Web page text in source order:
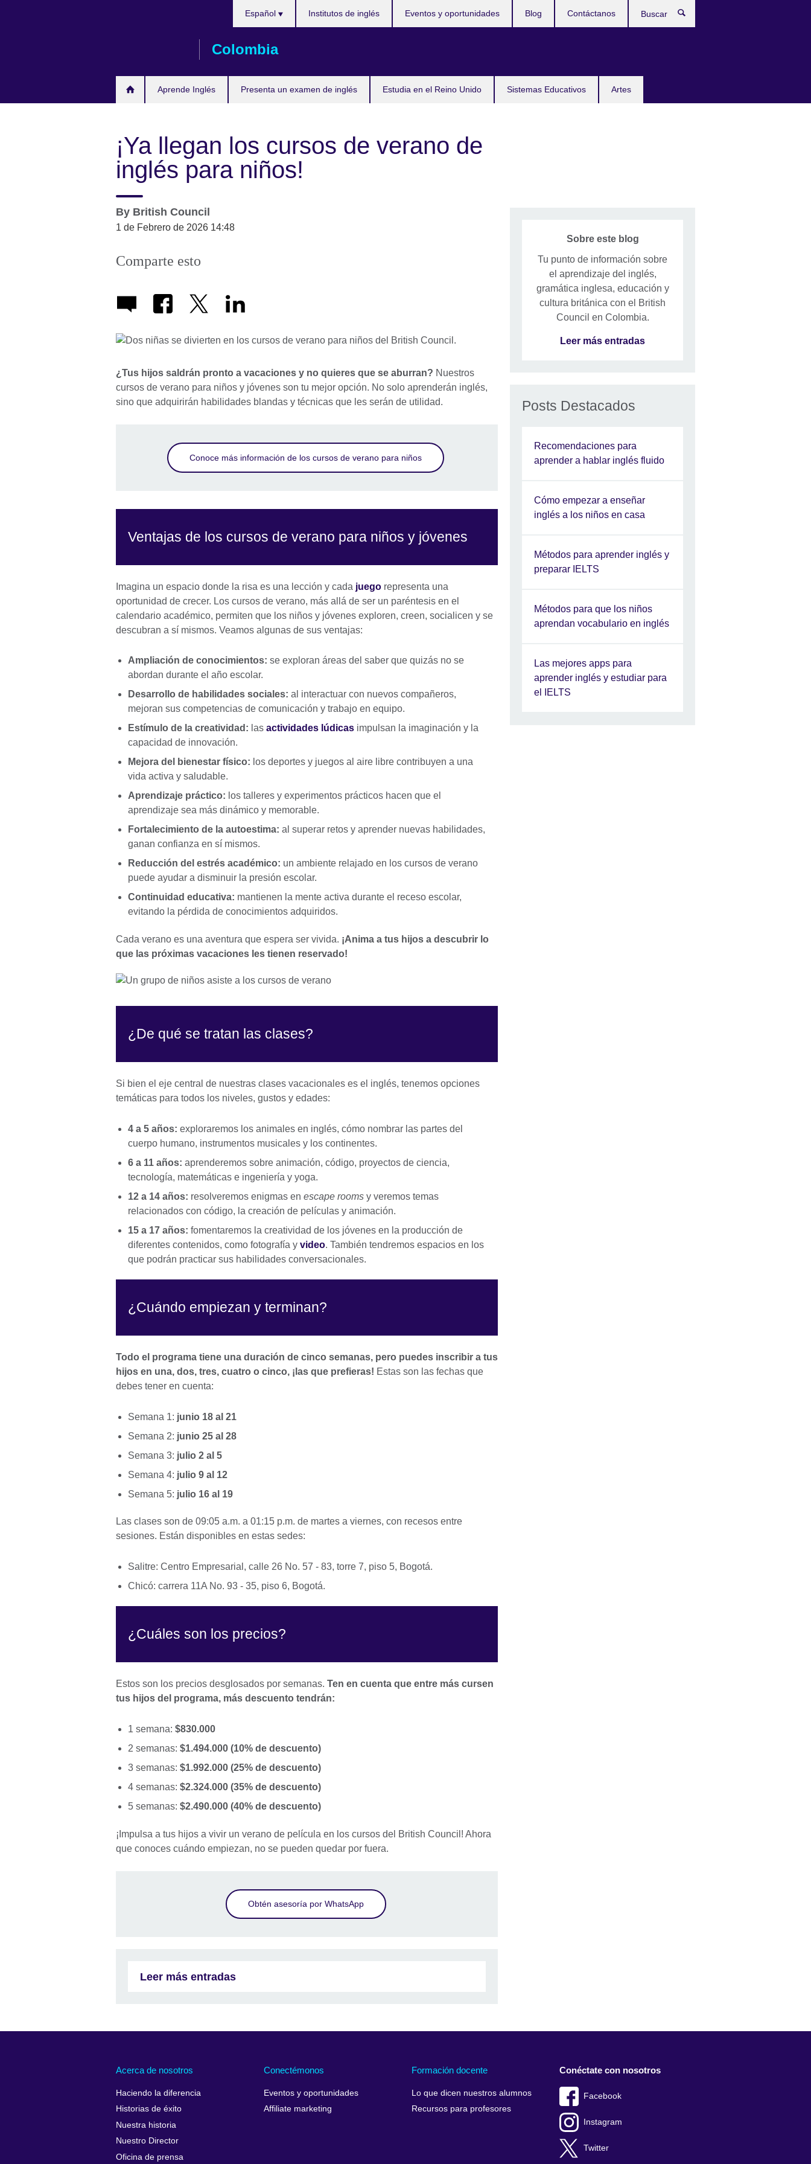
Colombia
Aprende Inglés Presenta un examen de inglés Estudia en el Reino Unido Sistemas Educativos Artes
Español Institutos de inglés Eventos y oportunidades Blog Contáctanos
¡Ya llegan los cursos de verano de
inglés para niños!
By British Council
1 de Febrero de 2026 14:48
Comparte esto
¿Tus hijos saldrán pronto a vacaciones y no quieres que se aburran? Nuestros
cursos de verano para niños y jóvenes son tu mejor opción. No solo aprenderán inglés,
sino que adquirirán habilidades blandas y técnicas que les serán de utilidad.
Conoce más información de los cursos de verano para niños
Ventajas de los cursos de verano para niños y jóvenes
Imagina un espacio donde la risa es una lección y cada juego representa una
oportunidad de crecer. Los cursos de verano, más allá de ser un paréntesis en el
calendario académico, permiten que los niños y jóvenes exploren, creen, socialicen y se
descubran a sí mismos. Veamos algunas de sus ventajas:
Ampliación de conocimientos: se exploran áreas del saber que quizás no se
abordan durante el año escolar.
Desarrollo de habilidades sociales: al interactuar con nuevos compañeros,
mejoran sus competencias de comunicación y trabajo en equipo.
Estímulo de la creatividad: las actividades lúdicas impulsan la imaginación y la
capacidad de innovación.
Mejora del bienestar físico: los deportes y juegos al aire libre contribuyen a una
vida activa y saludable.
Aprendizaje práctico: los talleres y experimentos prácticos hacen que el
aprendizaje sea más dinámico y memorable.
Fortalecimiento de la autoestima: al superar retos y aprender nuevas habilidades,
ganan confianza en sí mismos.
Reducción del estrés académico: un ambiente relajado en los cursos de verano
puede ayudar a disminuir la presión escolar.
Continuidad educativa: mantienen la mente activa durante el receso escolar,
evitando la pérdida de conocimientos adquiridos.
Cada verano es una aventura que espera ser vivida. ¡Anima a tus hijos a descubrir lo
que las próximas vacaciones les tienen reservado!
¿De qué se tratan las clases?
Si bien el eje central de nuestras clases vacacionales es el inglés, tenemos opciones
temáticas para todos los niveles, gustos y edades:
4 a 5 años: exploraremos los animales en inglés, cómo nombrar las partes del
cuerpo humano, instrumentos musicales y los continentes.
6 a 11 años: aprenderemos sobre animación, código, proyectos de ciencia,
tecnología, matemáticas e ingeniería y yoga.
12 a 14 años: resolveremos enigmas en escape rooms y veremos temas
relacionados con código, la creación de películas y animación.
15 a 17 años: fomentaremos la creatividad de los jóvenes en la producción de
diferentes contenidos, como fotografía y video. También tendremos espacios en los
que podrán practicar sus habilidades conversacionales.
¿Cuándo empiezan y terminan?
Todo el programa tiene una duración de cinco semanas, pero puedes inscribir a tus
hijos en una, dos, tres, cuatro o cinco, ¡las que prefieras! Estas son las fechas que
debes tener en cuenta:
Semana 1: junio 18 al 21
Semana 2: junio 25 al 28
Semana 3: julio 2 al 5
Semana 4: julio 9 al 12
Semana 5: julio 16 al 19
Las clases son de 09:05 a.m. a 01:15 p.m. de martes a viernes, con recesos entre
sesiones. Están disponibles en estas sedes:
Salitre: Centro Empresarial, calle 26 No. 57 - 83, torre 7, piso 5, Bogotá.
Chicó: carrera 11A No. 93 - 35, piso 6, Bogotá.
¿Cuáles son los precios?
Estos son los precios desglosados por semanas. Ten en cuenta que entre más cursen
tus hijos del programa, más descuento tendrán:
1 semana: $830.000
2 semanas: $1.494.000 (10% de descuento)
3 semanas: $1.992.000 (25% de descuento)
4 semanas: $2.324.000 (35% de descuento)
5 semanas: $2.490.000 (40% de descuento)
¡Impulsa a tus hijos a vivir un verano de película en los cursos del British Council! Ahora
que conoces cuándo empiezan, no se pueden quedar por fuera.
Obtén asesoría por WhatsApp
Leer más entradas
Sobre este blog
Tu punto de información sobre
el aprendizaje del inglés,
gramática inglesa, educación y
cultura británica con el British
Council en Colombia.
Leer más entradas
Posts Destacados
Recomendaciones para
aprender a hablar inglés fluido
Cómo empezar a enseñar
inglés a los niños en casa
Métodos para aprender inglés y
preparar IELTS
Métodos para que los niños
aprendan vocabulario en inglés
Las mejores apps para
aprender inglés y estudiar para
el IELTS
Acerca de nosotros
Haciendo la diferencia
Historias de éxito
Nuestra historia
Nuestro Director
Oficina de prensa
Conectémonos
Eventos y oportunidades
Affiliate marketing
Formación docente
Lo que dicen nuestros alumnos
Recursos para profesores
Conéctate con nosotros
Facebook
Instagram
Twitter